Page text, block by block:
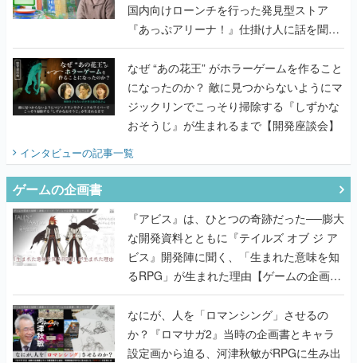
国内向けローンチを行った発見型ストア
『あっぷアリーナ！』仕掛け人に話を聞い
てみた
なぜ “あの花王” がホラーゲームを作ること
になったのか？ 敵に見つからないようにマ
ジックリンでこっそり掃除する『しずかな
おそうじ』が生まれるまで【開発座談会】
インタビューの記事一覧
ゲームの企画書
『アビス』は、ひとつの奇跡だった──膨大
な開発資料とともに『テイルズ オブ ジ ア
ビス』開発陣に聞く、「生まれた意味を知
るRPG」が生まれた理由【ゲームの企画
書】
なにが、人を「ロマンシング」させるの
か？『ロマサガ2』当時の企画書とキャラ
設定画から迫る、河津秋敏がRPGに生み出